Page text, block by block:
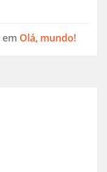
em Olá, mundo!